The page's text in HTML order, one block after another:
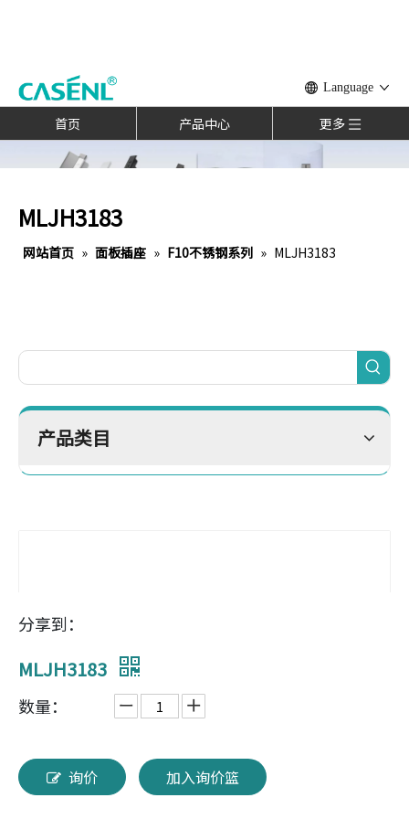
Language
首页 产品中心 更多
MLJH3183
网站首页 » 面板插座 » F10不锈钢系列 » MLJH3183
产品类目
分享到：
MLJH3183
数量：
询价 加入询价篮